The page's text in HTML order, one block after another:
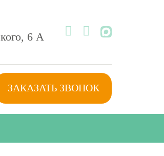
6 А
MAX
ЗАКАЗАТЬ ЗВОНОК